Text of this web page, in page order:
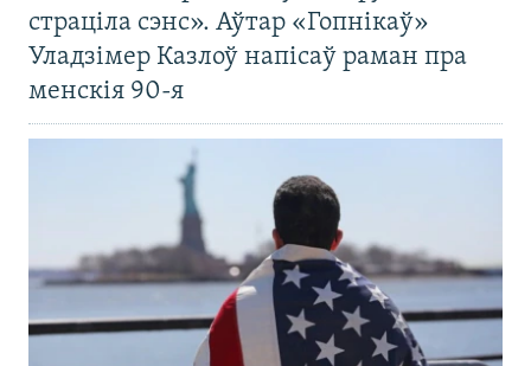
страціла сэнс». Аўтар «Гопнікаў»
Уладзімер Казлоў напісаў раман пра
менскія 90-я